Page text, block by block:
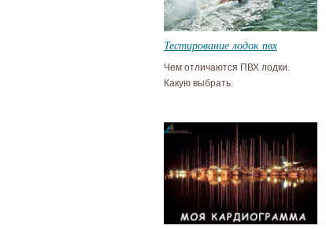
Тестирование лодок пвх
Чем отличаются ПВХ лодки.
Какую выбрать.